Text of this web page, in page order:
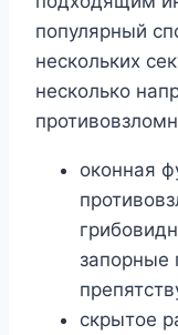
популярный
нескольких
несколько
оконная
запорные
скрытое